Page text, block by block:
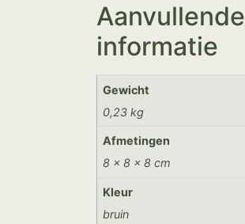
Aanvullende
informatie
Gewicht
0,23 kg
Afmetingen
8 × 8 × 8 cm
Kleur
bruin